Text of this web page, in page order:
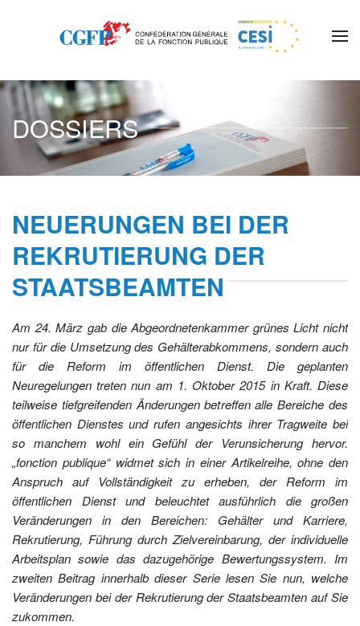
Skip to main content
DOSSIERS
NEUERUNGEN BEI DER
REKRUTIERUNG DER
STAATSBEAMTEN
Am 24. März gab die Abgeordnetenkammer grünes Licht nicht
nur für die Umsetzung des Gehälterabkommens, sondern auch
für die Reform im öffentlichen Dienst. Die geplanten
Neuregelungen treten nun am 1. Oktober 2015 in Kraft. Diese
teilweise tiefgreifenden Änderungen betreffen alle Bereiche des
öffentlichen Dienstes und rufen angesichts ihrer Tragweite bei
so manchem wohl ein Gefühl der Verunsicherung hervor.
„fonction publique“ widmet sich in einer Artikelreihe, ohne den
Anspruch auf Vollständigkeit zu erheben, der Reform im
öffentlichen Dienst und beleuchtet ausführlich die großen
Veränderungen in den Bereichen: Gehälter und Karriere,
Rekrutierung, Führung durch Zielvereinbarung, der individuelle
Arbeitsplan sowie das dazugehörige Bewertungssystem. Im
zweiten Beitrag innerhalb dieser Serie lesen Sie nun, welche
Veränderungen bei der Rekrutierung der Staatsbeamten auf Sie
zukommen.